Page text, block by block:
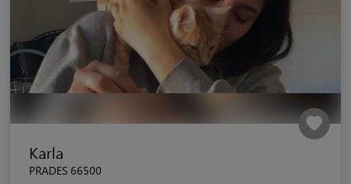
Karla
PRADES 66500